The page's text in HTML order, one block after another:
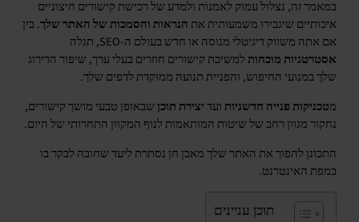
במאמר זה, נצלול עמוק לאמנות ולמדע של רכישת קישורים חיצוניים
איכותיים שיגבירו משמעותית אתהנראות והסמכות של האתר שלך. בין
אם אתה משווק דיגיטלי מנוסה או חדש בעולם ה-SEO, תגלה
אסטרטגיות מוכחותלמשיכת קישורים חוזרים בעלי ערך, שיפור הדירוג
שלך במנועי החיפוש, והפניית תנועה ממוקדת לדפים שלך.
מטכניקות פנייה חדשניותועדיצירת תוכןשבאופן טבעי מושך קישורים,
נחקור מגוון רחב של שיטות המותאמות לנוף המקוון התחרותי של היום.
התכונן להפוך את האתר שלך מאבן חן נסתרת ליעד שחובה לבקר בו
במפת האינטרנט.
תוכן עניינים